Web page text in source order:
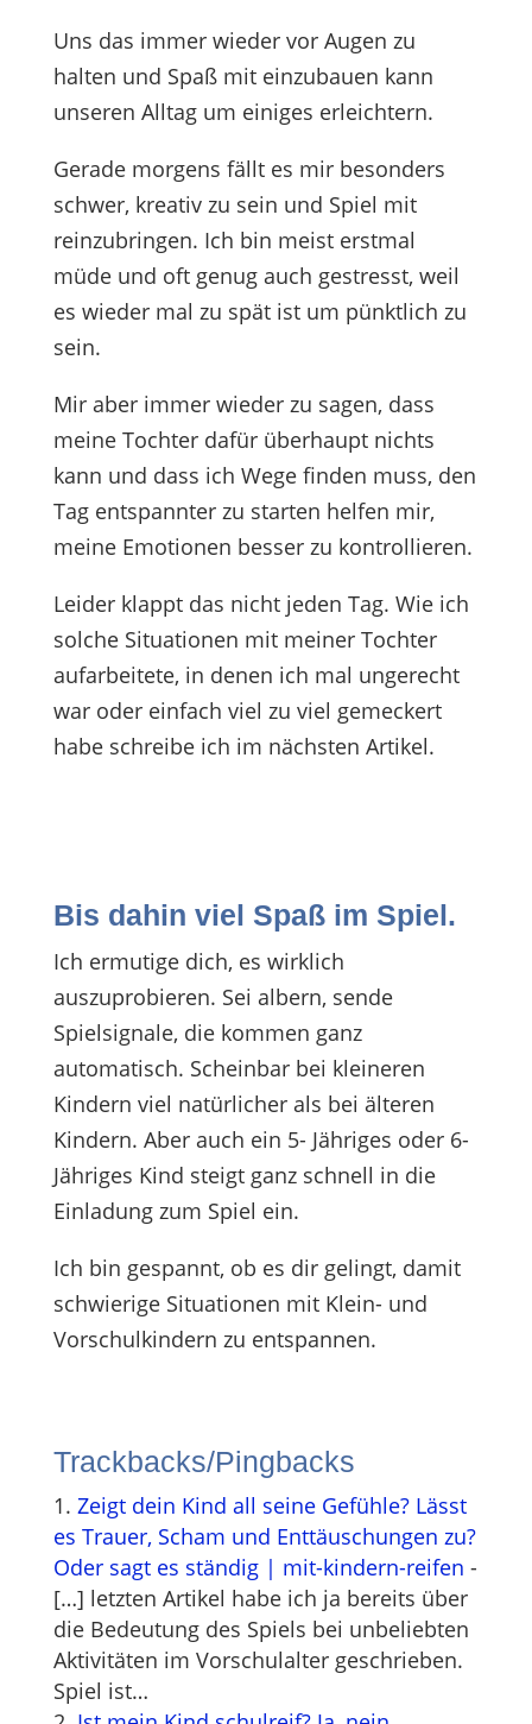
Uns das immer wieder vor Augen zu
halten und Spaß mit einzubauen kann
unseren Alltag um einiges erleichtern.
Gerade morgens fällt es mir besonders
schwer, kreativ zu sein und Spiel mit
reinzubringen. Ich bin meist erstmal
müde und oft genug auch gestresst, weil
es wieder mal zu spät ist um pünktlich zu
sein.
Mir aber immer wieder zu sagen, dass
meine Tochter dafür überhaupt nichts
kann und dass ich Wege finden muss, den
Tag entspannter zu starten helfen mir,
meine Emotionen besser zu kontrollieren.
Leider klappt das nicht jeden Tag. Wie ich
solche Situationen mit meiner Tochter
aufarbeitete, in denen ich mal ungerecht
war oder einfach viel zu viel gemeckert
habe schreibe ich im nächsten Artikel.
Bis dahin viel Spaß im Spiel.
Ich ermutige dich, es wirklich
auszuprobieren. Sei albern, sende
Spielsignale, die kommen ganz
automatisch. Scheinbar bei kleineren
Kindern viel natürlicher als bei älteren
Kindern. Aber auch ein 5- Jähriges oder 6-
Jähriges Kind steigt ganz schnell in die
Einladung zum Spiel ein.
Ich bin gespannt, ob es dir gelingt, damit
schwierige Situationen mit Klein- und
Vorschulkindern zu entspannen.
Trackbacks/Pingbacks
Zeigt dein Kind all seine Gefühle? Lässt
es Trauer, Scham und Enttäuschungen zu?
Oder sagt es ständig | mit-kindern-reifen -
[…] letzten Artikel habe ich ja bereits über
die Bedeutung des Spiels bei unbeliebten
Aktivitäten im Vorschulalter geschrieben.
Spiel ist…